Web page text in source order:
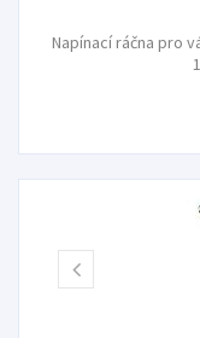
Napínací ráčna pro